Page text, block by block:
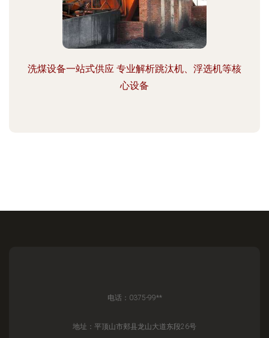
洗煤设备一站式供应 专业解析跳汰机、浮选机等核
心设备
电话：0375-99**
地址：平顶山市郏县龙山大道东段26号